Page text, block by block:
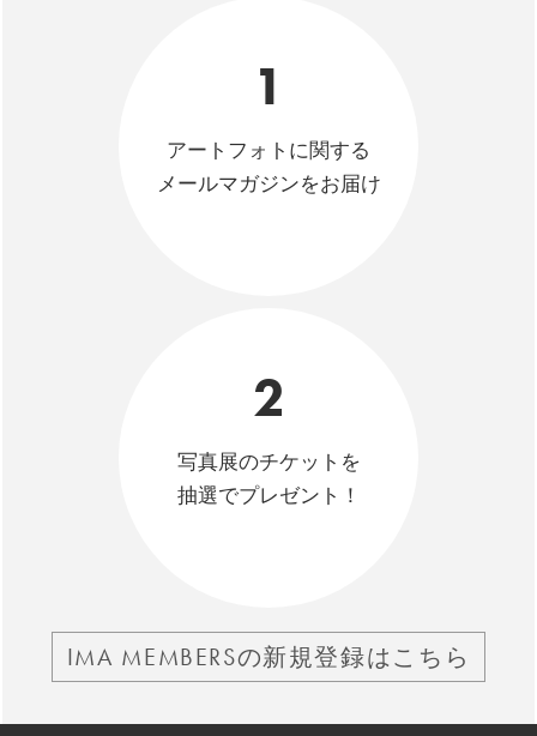
1
アートフォトに関する
メールマガジンをお届け
2
写真展のチケットを
抽選でプレゼント！
IMA MEMBERSの新規登録はこちら